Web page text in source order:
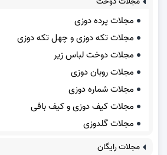
مجلات پرده دوزی
مجلات تکه دوزی و چهل تکه دوزی
مجلات دوخت لباس زیر
مجلات روبان دوزی
مجلات شماره دوزی
مجلات کیف دوزی و کیف بافی
مجلات گلدوزی
مجلات رایگان